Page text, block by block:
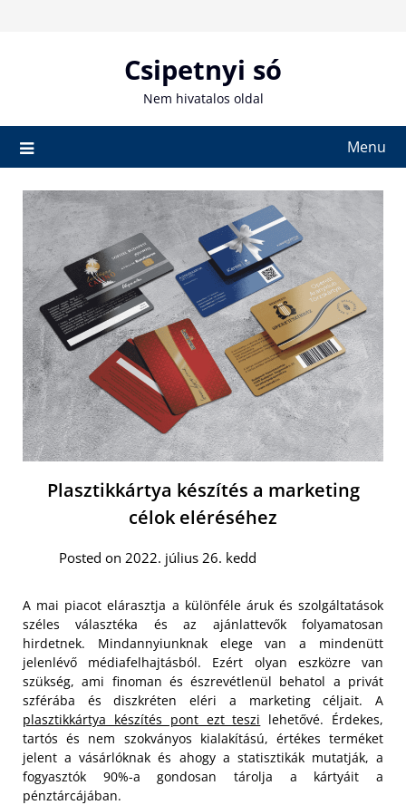
Csipetnyi só
Nem hivatalos oldal
Menu
Plasztikkártya készítés a marketing
célok eléréséhez
Posted on 2022. július 26. kedd
A mai piacot elárasztja a különféle áruk és szolgáltatások
széles választéka és az ajánlattevők folyamatosan
hirdetnek. Mindannyiunknak elege van a mindenütt
jelenlévő médiafelhajtásból. Ezért olyan eszközre van
szükség, ami finoman és észrevétlenül behatol a privát
szférába és diszkréten eléri a marketing céljait. A
plasztikkártya készítés pont ezt teszi lehetővé. Érdekes,
tartós és nem szokványos kialakítású, értékes terméket
jelent a vásárlóknak és ahogy a statisztikák mutatják, a
fogyasztók 90%-a gondosan tárolja a kártyáit a
pénztárcájában.